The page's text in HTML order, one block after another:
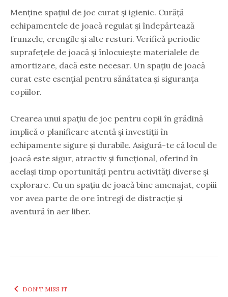
Menține spațiul de joc curat și igienic. Curăță
echipamentele de joacă regulat și îndepărtează
frunzele, crengile și alte resturi. Verifică periodic
suprafețele de joacă și înlocuiește materialele de
amortizare, dacă este necesar. Un spațiu de joacă
curat este esențial pentru sănătatea și siguranța
copiilor.
Crearea unui spațiu de joc pentru copii în grădină
implică o planificare atentă și investiții în
echipamente sigure și durabile. Asigură-te că locul de
joacă este sigur, atractiv și funcțional, oferind în
același timp oportunități pentru activități diverse și
explorare. Cu un spațiu de joacă bine amenajat, copiii
vor avea parte de ore întregi de distracție și
aventură în aer liber.
DON'T MISS IT